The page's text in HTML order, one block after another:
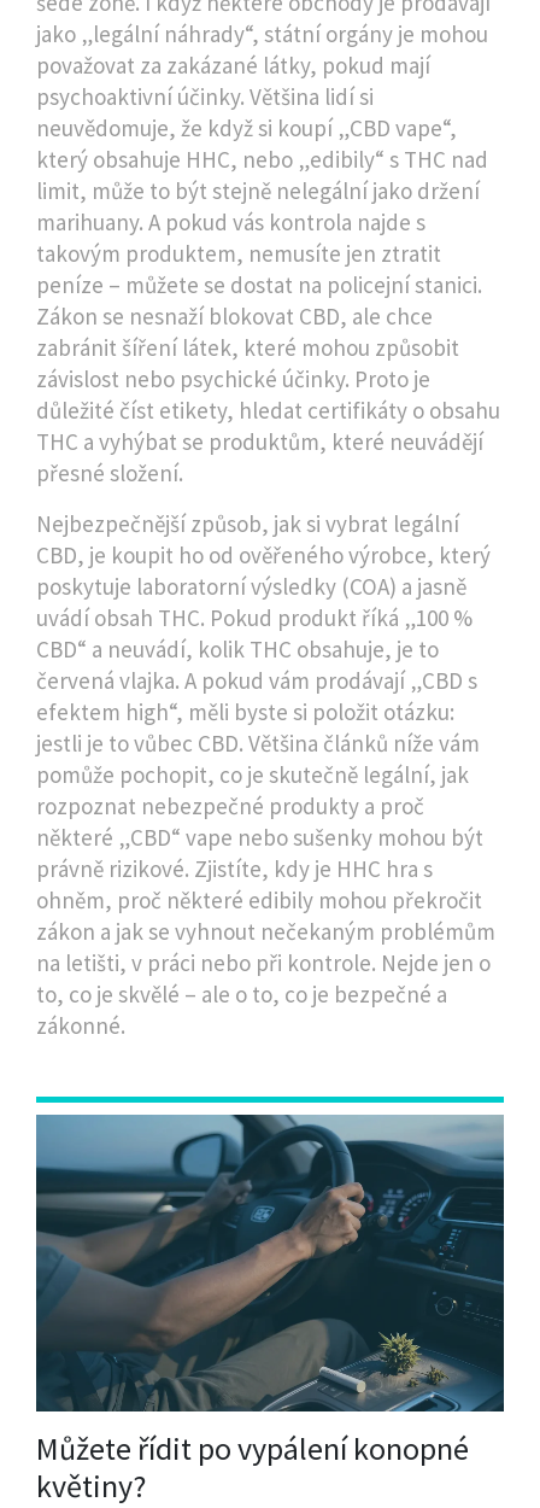
jako „legální náhrady“, státní orgány je mohou
považovat za zakázané látky, pokud mají
psychoaktivní účinky. Většina lidí si
neuvědomuje, že když si koupí „CBD vape“,
který obsahuje HHC, nebo „edibily“ s THC nad
limit, může to být stejně nelegální jako držení
marihuany. A pokud vás kontrola najde s
takovým produktem, nemusíte jen ztratit
peníze – můžete se dostat na policejní stanici.
Zákon se nesnaží blokovat CBD, ale chce
zabránit šíření látek, které mohou způsobit
závislost nebo psychické účinky. Proto je
důležité číst etikety, hledat certifikáty o obsahu
THC a vyhýbat se produktům, které neuvádějí
přesné složení.
Nejbezpečnější způsob, jak si vybrat legální
CBD, je koupit ho od ověřeného výrobce, který
poskytuje laboratorní výsledky (COA) a jasně
uvádí obsah THC. Pokud produkt říká „100 %
CBD“ a neuvádí, kolik THC obsahuje, je to
červená vlajka. A pokud vám prodávají „CBD s
efektem high“, měli byste si položit otázku:
jestli je to vůbec CBD. Většina článků níže vám
pomůže pochopit, co je skutečně legální, jak
rozpoznat nebezpečné produkty a proč
některé „CBD“ vape nebo sušenky mohou být
právně rizikové. Zjistíte, kdy je HHC hra s
ohněm, proč některé edibily mohou překročit
zákon a jak se vyhnout nečekaným problémům
na letišti, v práci nebo při kontrole. Nejde jen o
to, co je skvělé – ale o to, co je bezpečné a
zákonné.
Můžete řídit po vypálení konopné
květiny?